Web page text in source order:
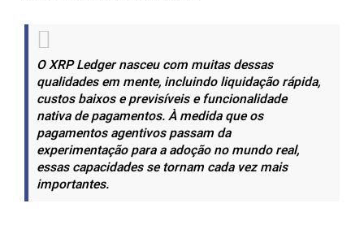
O XRP Ledger nasceu com muitas dessas
qualidades em mente, incluindo liquidação rápida,
custos baixos e previsíveis e funcionalidade
nativa de pagamentos. À medida que os
pagamentos agentivos passam da
experimentação para a adoção no mundo real,
essas capacidades se tornam cada vez mais
importantes.